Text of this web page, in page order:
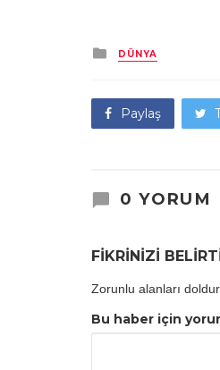
Kategori
DÜNYA
Paylaş
0 YORUM
FİKRİNİZİ
Zorunlu alanları
Bu haber için